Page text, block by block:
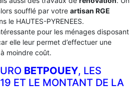
soufflé par votre artisan RGE
le HAUTES-PYRENEES.
pour les ménages disposant
elle leur permet d’effectuer une
moindre coût.
BETPOUEY, LES
ET LE MONTANT DE LA